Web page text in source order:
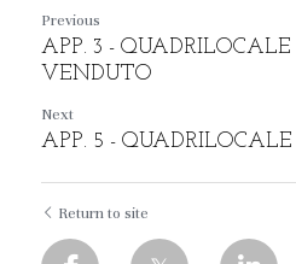
Previous
APP. 3 -
VENDUTO
Next
APP. 5 -
Return to site